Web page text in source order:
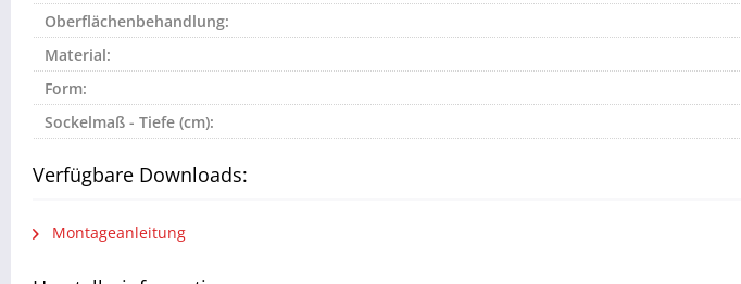
Oberflächenbehandlung:
Material:
Form:
Sockelmaß - Tiefe (cm):
Verfügbare Downloads:
Montageanleitung